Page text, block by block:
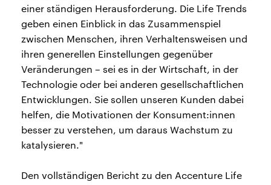
einer ständigen Herausforderung. Die Life Trends
geben einen Einblick in das Zusammenspiel
zwischen Menschen, ihren Verhaltensweisen und
ihren generellen Einstellungen gegenüber
Veränderungen – sei es in der Wirtschaft, in der
Technologie oder bei anderen gesellschaftlichen
Entwicklungen. Sie sollen unseren Kunden dabei
helfen, die Motivationen der Konsument:innen
besser zu verstehen, um daraus Wachstum zu
katalysieren."
Den vollständigen Bericht zu den Accenture Life